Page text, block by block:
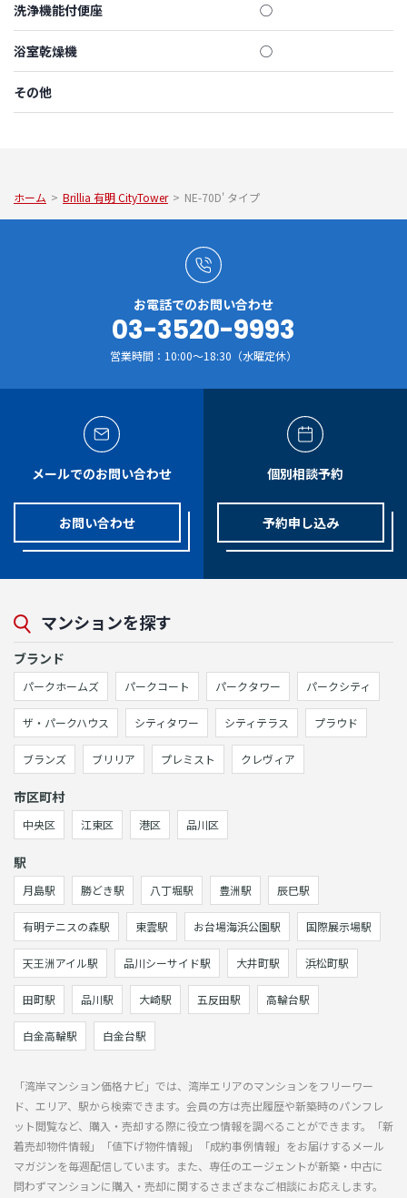
洗浄機能付便座 ◯
浴室乾燥機 ◯
その他
ホーム > Brillia 有明 CityTower > NE-70D' タイプ
お電話でのお問い合わせ
03-3520-9993
営業時間：10:00～18:30（水曜定休）
メールでのお問い合わせ
お問い合わせ
個別相談予約
予約申し込み
マンションを探す
ブランド
パークホームズ パークコート パークタワー パークシティ
ザ・パークハウス シティタワー シティテラス プラウド
ブランズ ブリリア プレミスト クレヴィア
市区町村
中央区 江東区 港区 品川区
駅
月島駅 勝どき駅 八丁堀駅 豊洲駅 辰巳駅
有明テニスの森駅 東雲駅 お台場海浜公園駅 国際展示場駅
天王洲アイル駅 品川シーサイド駅 大井町駅 浜松町駅
田町駅 品川駅 大崎駅 五反田駅 高輪台駅
白金高輪駅 白金台駅
「湾岸マンション価格ナビ」では、湾岸エリアのマンションをフリーワー
ド、エリア、駅から検索できます。会員の方は売出履歴や新築時のパンフレ
ット閲覧など、購入・売却する際に役立つ情報を調べることができます。「新
着売却物件情報」「値下げ物件情報」「成約事例情報」をお届けするメール
マガジンを毎週配信しています。また、専任のエージェントが新築・中古に
問わずマンションに購入・売却に関するさまざまなご相談にお応えします。